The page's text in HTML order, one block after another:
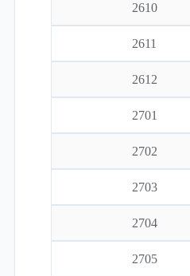
2610
2611
2612
2701
2702
2703
2704
2705